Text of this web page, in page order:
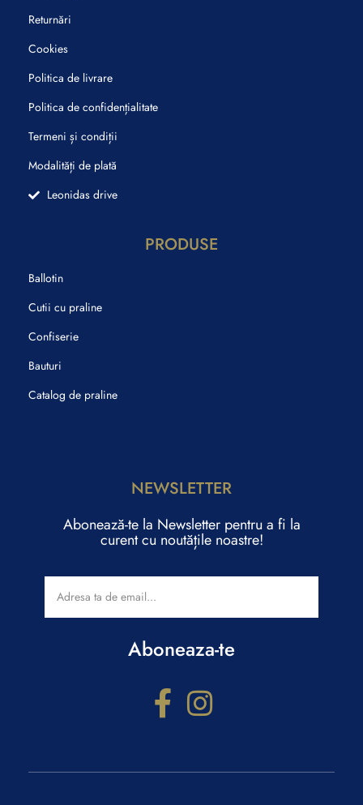
Returnări
Cookies
Politica de livrare
Politica de confidențialitate
Termeni și condiții
Modalități de plată
Leonidas drive
PRODUSE
Ballotin
Cutii cu praline
Confiserie
Bauturi
Catalog de praline
NEWSLETTER
Abonează-te la Newsletter pentru a fi la
curent cu noutățile noastre!
Aboneaza-te